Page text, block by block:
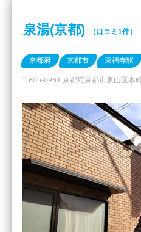
泉湯(京都) （口コミ1件）
京都府 京都市 東福寺駅
〒605-0981 京都府京都市東山区本